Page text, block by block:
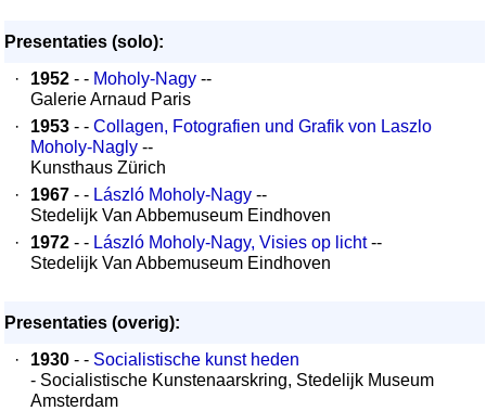
Presentaties (solo):
·
1952 - - Moholy-Nagy --
Galerie Arnaud Paris
·
1953 - - Collagen, Fotografien und Grafik von Laszlo
Moholy-Nagly --
Kunsthaus Zürich
·
1967 - - László Moholy-Nagy --
Stedelijk Van Abbemuseum Eindhoven
·
1972 - - László Moholy-Nagy, Visies op licht--
Stedelijk Van Abbemuseum Eindhoven
Presentaties (overig):
·
1930 - - Socialistische kunst heden
- Socialistische Kunstenaarskring, Stedelijk Museum
Amsterdam